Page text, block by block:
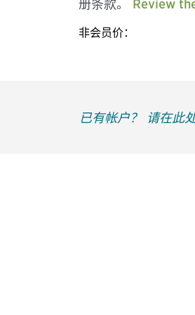
册条款。 Review
非会员价：
已有帐户？ 请在此